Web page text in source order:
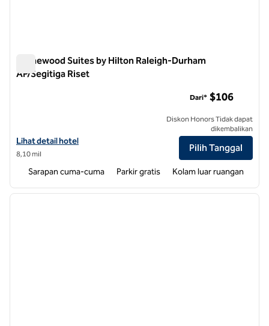
Homewood Suites by Hilton Raleigh-Durham
AP/Segitiga Riset
Lihat detail hotel untuk Homewood Suites by Hilton Raleigh-
Lihat detail hotel
8,10 mil
Dari* $106
Diskon Honors Tidak dapat
dikembalikan
Pilih Tanggal
Sarapan cuma-cuma Parkir gratis Kolam luar ruangan
1 dari 12